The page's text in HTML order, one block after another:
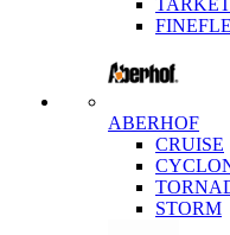
ABERHOF
CRUISE
STORM